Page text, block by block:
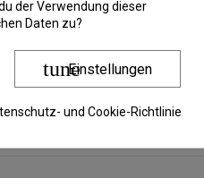
der Verwendung dieser
Daten zu?
tuneEinstellungen
und Cookie-Richtlinie